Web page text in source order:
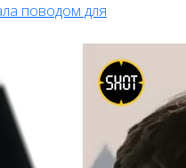
поводом для